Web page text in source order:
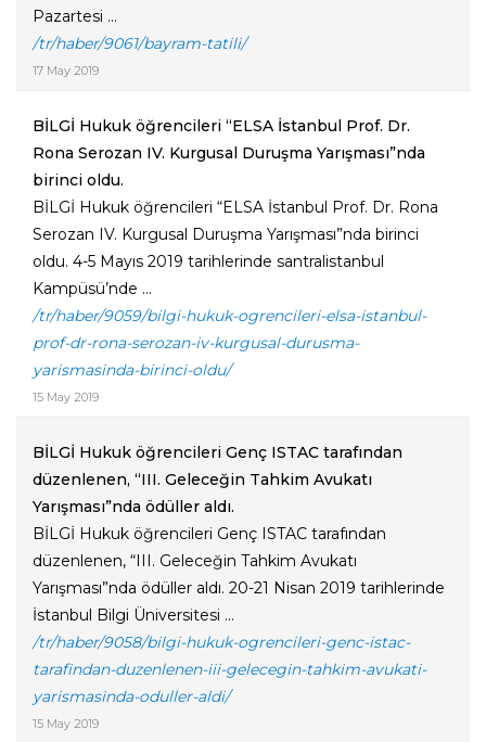
Pazartesi ...
/tr/haber/9061/bayram-tatili/
17 May 2019
BİLGİ Hukuk öğrencileri “ELSA İstanbul Prof. Dr.
Rona Serozan IV. Kurgusal Duruşma Yarışması”nda
birinci oldu.
BİLGİ Hukuk öğrencileri “ELSA İstanbul Prof. Dr. Rona
Serozan IV. Kurgusal Duruşma Yarışması”nda birinci
oldu. 4-5 Mayıs 2019 tarihlerinde santralistanbul
Kampüsü’nde ...
/tr/haber/9059/bilgi-hukuk-ogrencileri-elsa-istanbul-
prof-dr-rona-serozan-iv-kurgusal-durusma-
yarismasinda-birinci-oldu/
15 May 2019
BİLGİ Hukuk öğrencileri Genç ISTAC tarafından
düzenlenen, “III. Geleceğin Tahkim Avukatı
Yarışması”nda ödüller aldı.
BİLGİ Hukuk öğrencileri Genç ISTAC tarafından
düzenlenen, “III. Geleceğin Tahkim Avukatı
Yarışması”nda ödüller aldı. 20-21 Nisan 2019 tarihlerinde
İstanbul Bilgi Üniversitesi ...
/tr/haber/9058/bilgi-hukuk-ogrencileri-genc-istac-
tarafindan-duzenlenen-iii-gelecegin-tahkim-avukati-
yarismasinda-oduller-aldi/
15 May 2019